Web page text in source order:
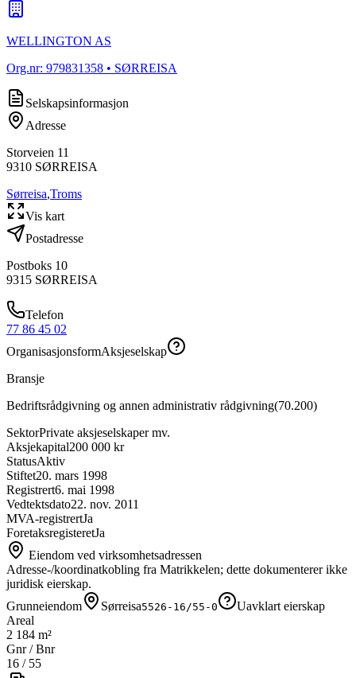
WELLINGTON AS
Org.nr: 979831358 • SØRREISA
Selskapsinformasjon
Adresse
Storveien 11
9310 SØRREISA
Sørreisa,Troms
Vis kart
Postadresse
Postboks 10
9315 SØRREISA
Telefon
77 86 45 02
OrganisasjonsformAksjeselskap
Bransje
Bedriftsrådgivning og annen administrativ rådgivning(70.200)
SektorPrivate aksjeselskaper mv.
Aksjekapital200 000 kr
StatusAktiv
Stiftet20. mars 1998
Registrert6. mai 1998
Vedtektsdato22. nov. 2011
MVA-registrertJa
ForetaksregisteretJa
Eiendom ved virksomhetsadressen
Adresse-/koordinatkobling fra Matrikkelen; dette dokumenterer ikke
juridisk eierskap.
Grunneiendom
Sørreisa5526-16/55-0
Uavklart eierskap
Areal
2 184 m²
Gnr / Bnr
16 / 55